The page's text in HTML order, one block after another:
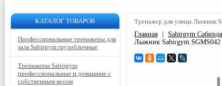
Тренажер для улицы Лыжник
Главная
Sabirgym
Лыжник Sabirgym SGMS042
КАТАЛОГ ТОВАРОВ
Профессиональные тренажеры для
зала Sabirgym грузоблочные
Тренажеры Sabirgym
профессиональные и домашние с
собственным весом